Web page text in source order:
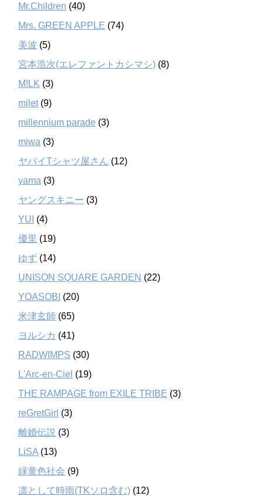
Mr.Children (40)
Mrs. GREEN APPLE (74)
美波 (5)
宮本浩次(エレファントカシマシ) (8)
M!LK (3)
milet(9)
millennium parade (3)
miwa (3)
ヤバイTシャツ屋さん (12)
yama (3)
ヤングスキニー (3)
YUI (4)
優里 (19)
ゆず (14)
UNISON SQUARE GARDEN (22)
YOASOBI (20)
米津玄師 (65)
ヨルシカ (41)
RADWIMPS (30)
L'Arc-en-Ciel (19)
THE RAMPAGE from EXILE TRIBE (3)
reGretGirl (3)
離婚伝説 (3)
LiSA (13)
緑黄色社会 (9)
凛として時雨(TKソロ含む) (12)